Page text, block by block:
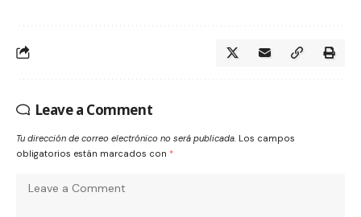
Leave a Comment
Tu dirección de correo electrónico no será publicada. Los campos
obligatorios están marcados con *